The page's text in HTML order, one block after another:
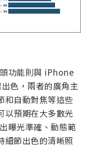
功能則與 iPhone
色，兩者的廣角主
和自動對焦等這些
以預期在大多數光
曝光準確、動態範
細節出色的清晰照